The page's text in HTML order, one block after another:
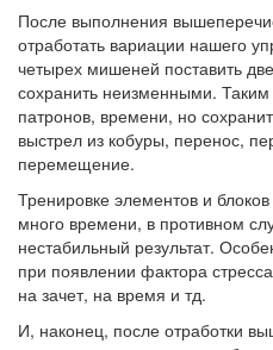
После выполнения
отработать вариации нашего
четырех мишеней поставить
сохранить неизменными.
патронов, времени, но
выстрел из кобуры, перенос,
перемещение.
Тренировке элементов и
много времени, в противном
нестабильный результат.
при появлении фактора
на зачет, на время и тд.
И, наконец, после отработки